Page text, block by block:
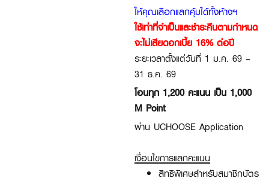
ให้คุณเลือกแลกคุ้มได้ทั้งห้างฯ
ใช้เท่าที่จำเป็นและชำระคืนตามกำหนด
จะไม่เสียดอกเบี้ย 16% ต่อปี
ระยะเวลาตั้งแต่วันที่ 1 ม.ค. 69 –
31 ธ.ค. 69
โอนทุก 1,200 คะแนน เป็น 1,000
M Point
ผ่าน UCHOOSE Application
เงื่อนไขการแลกคะแนน
สิทธิพิเศษสำหรับสมาชิกบัตร